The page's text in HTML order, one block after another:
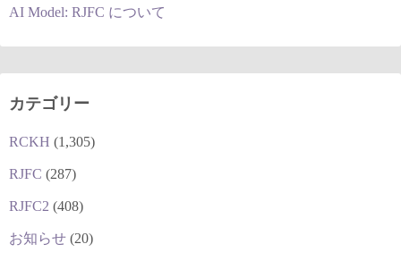
AI Model: RJFC について
カテゴリー
RCKH (1,305)
RJFC (287)
RJFC2 (408)
お知らせ (20)